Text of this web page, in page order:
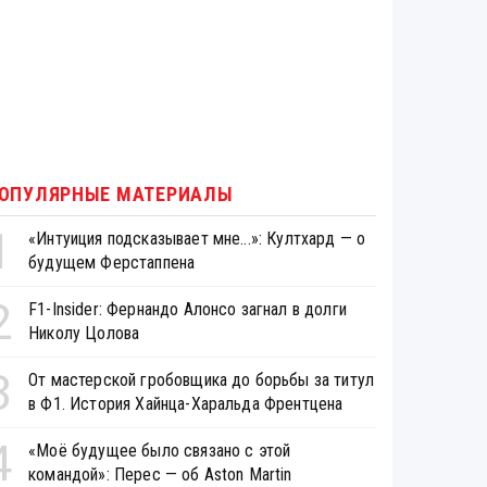
МАТЕРИАЛЫ
«Интуиция подсказывает мне...»: Култхард — о
будущем Ферстаппена
F1-Insider: Фернандо Алонсо загнал в долги
Николу Цолова
От мастерской гробовщика до борьбы за титул
в Ф1. История Хайнца-Харальда Френтцена
«Моё будущее было связано с этой
командой»: Перес — об Aston Martin